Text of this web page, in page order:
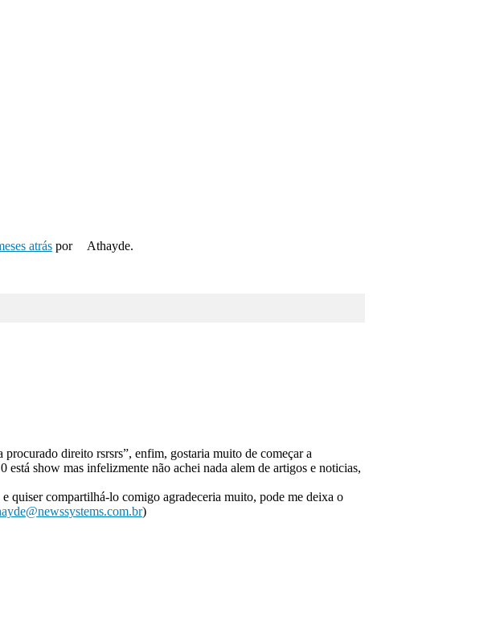
atráspor
Athayde.
direito rsrsrs”, enfim, gostaria muito de começar a
show mas infelizmente não achei nada alem de artigos e noticias,
quiser compartilhá-lo comigo agradeceria muito, pode me deixa o
)